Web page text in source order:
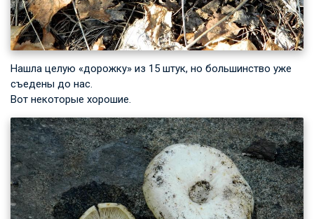
Нашла целую «дорожку» из 15 штук, но большинство уже
съедены до нас.
Вот некоторые хорошие.